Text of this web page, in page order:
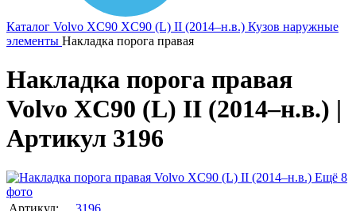
Каталог Volvo XC90 XC90 (L) II (2014–н.в.) Кузов наружные
элементы Накладка порога правая
Накладка порога правая
Volvo XC90 (L) II (2014–н.в.) |
Артикул 3196
Ещё 8
фото
Артикул:
3196